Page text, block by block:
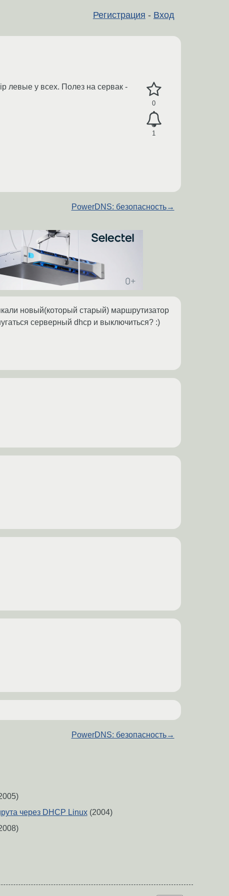
Регистрация - Вход
0
1
левые у всех. Полез на сервак -
PowerDNS: безопасность→
новый(который старый) маршрутизатор
серверный dhcp и выключиться? :)
PowerDNS: безопасность→
через DHCP Linux(2004)